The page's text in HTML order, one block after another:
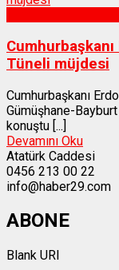
Tüneli müjdesi
Cumhurbaşkanı
Gümüşhane-
konuştu [...]
Devamını Oku
Atatürk Caddesi
0456 213 00 22
info@haber29.com
ABONE
Blank URI